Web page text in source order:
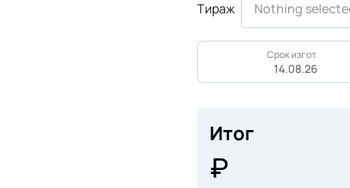
Тираж Nothing
Срок изгот.
14.08.26
Итог